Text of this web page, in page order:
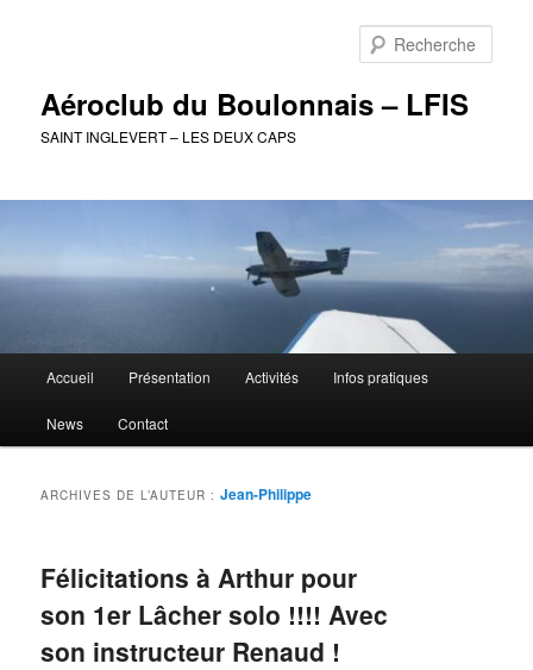
Aéroclub du Boulonnais – LFIS
SAINT INGLEVERT – LES DEUX CAPS
principal
Accueil Présentation Activités Infos pratiques
News Contact
ARCHIVES DE L’AUTEUR :Jean-Philippe
Félicitations à Arthur pour
son 1er Lâcher solo !!!! Avec
son instructeur Renaud !